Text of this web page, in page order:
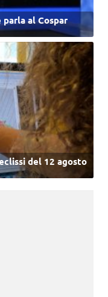
al Cospar
del 12 agosto